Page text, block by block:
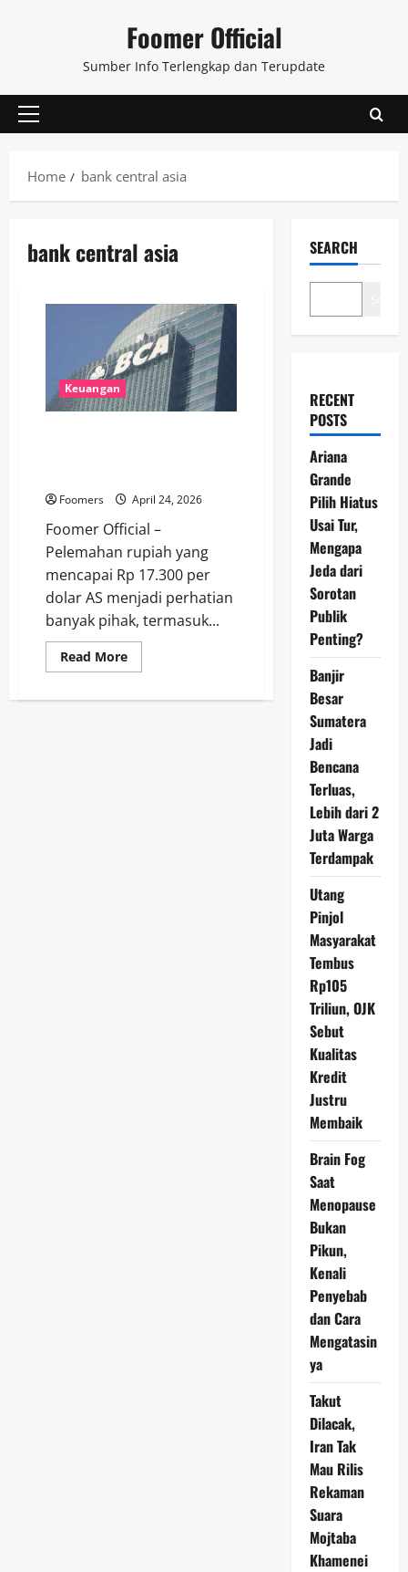
Foomer Official
Sumber Info Terlengkap dan Terupdate
Primary
Home
bank central asia
bank central asia
Keuangan
Foomers April 24, 2026
Foomer Official –
Pelemahan rupiah yang
mencapai Rp 17.300 per
dolar AS menjadi perhatian
banyak pihak, termasuk...
Read MoreRead
more
Melemah,
SEARCH
RECENT
POSTS
Ariana
Grande
Pilih Hiatus
Usai Tur,
Mengapa
Jeda dari
Sorotan
Publik
Penting?
Banjir
Besar
Sumatera
Jadi
Bencana
Terluas,
Lebih dari 2
Juta Warga
Terdampak
Utang
Pinjol
Masyarakat
Tembus
Rp105
Triliun, OJK
Sebut
Kualitas
Kredit
Justru
Membaik
Brain Fog
Saat
Menopause
Bukan
Pikun,
Kenali
Penyebab
dan Cara
Mengatasin
ya
Takut
Dilacak,
Iran Tak
Mau Rilis
Rekaman
Suara
Mojtaba
Khamenei